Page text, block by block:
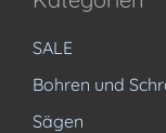
SALE
Bohren und
Sägen